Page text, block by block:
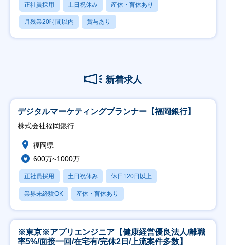
正社員採用 土日祝休み 産休・育休あり
月残業20時間以内 賞与あり
新着求人
デジタルマーケティングプランナー【福岡銀行】
株式会社福岡銀行
福岡県
600万~1000万
正社員採用 土日祝休み 休日120日以上
業界未経験OK 産休・育休あり
※東京※アプリエンジニア【健康経営優良法人/離職
率5%/面接一回/在宅有/完休2日/上流案件多数】